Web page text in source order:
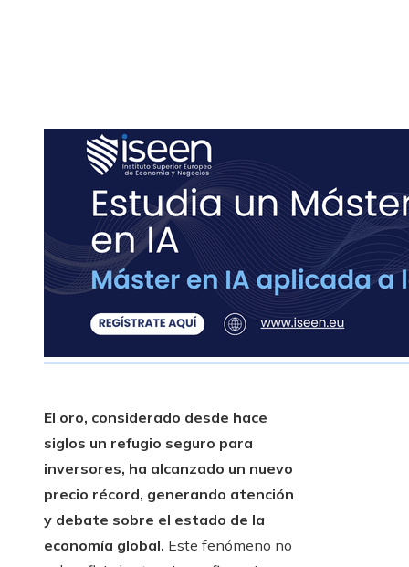
El oro, considerado desde hace
siglos un refugio seguro para
inversores, ha alcanzado un nuevo
precio récord, generando atención
y debate sobre el estado de la
economía global. Este fenómeno no